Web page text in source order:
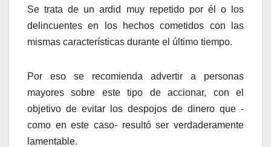
Se trata de un ardid muy repetido por él o los
delincuentes en los hechos cometidos con las
mismas características durante el último tiempo.
Por eso se recomienda advertir a personas
mayores sobre este tipo de accionar, con el
objetivo de evitar los despojos de dinero que -
como en este caso- resultó ser verdaderamente
lamentable.